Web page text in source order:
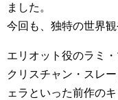
ました。
今回も、独特の世界観
エリオット役のラミ
クリスチャン・スレ
ェラといった前作の